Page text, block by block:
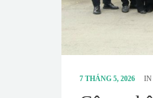
7 THÁNG 5, 2026 IN